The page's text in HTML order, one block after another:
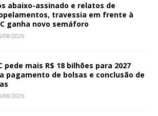
abaixo-assinado e relatos de
travessia em frente à
ganha novo semáforo
08/2026
pede mais R$ 18 bilhões para 2027
pagamento de bolsas e conclusão de
08/2026